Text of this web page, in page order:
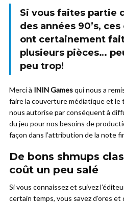
Si vous faites partie
des années 90’s,
ont certainement
plusieurs pièces…
peu trop!
Merci à ININ Gamesqui nous a
faire la couverture médiatique et le
nous autorise par conséquent à
du jeu pour nos besoins de
façon dans l’attribution de la note
De bons shmups
coût un peu salé
Si vous connaissez et suivez
certain temps, vous savez d’ores